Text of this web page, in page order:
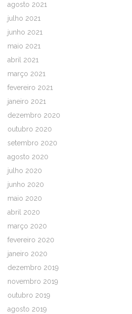
agosto 2021
julho 2021
junho 2021
maio 2021
abril 2021
março 2021
fevereiro 2021
janeiro 2021
dezembro 2020
outubro 2020
setembro 2020
agosto 2020
julho 2020
junho 2020
maio 2020
abril 2020
março 2020
fevereiro 2020
janeiro 2020
dezembro 2019
novembro 2019
outubro 2019
agosto 2019